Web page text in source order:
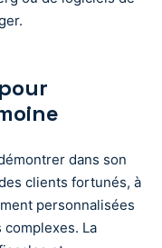
dans son
clients fortunés, à
personnalisées
La